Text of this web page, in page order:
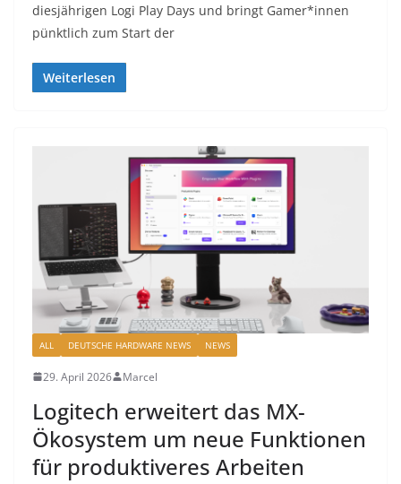
diesjährigen Logi Play Days und bringt Gamer*innen
pünktlich zum Start der
Weiterlesen
ALL DEUTSCHE HARDWARE NEWS NEWS
29. April 2026 Marcel
Logitech erweitert das MX-
Ökosystem um neue Funktionen
für produktiveres Arbeiten